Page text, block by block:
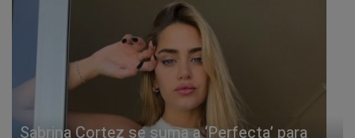
Sabrina Cortez se suma a ‘Perfecta’ para